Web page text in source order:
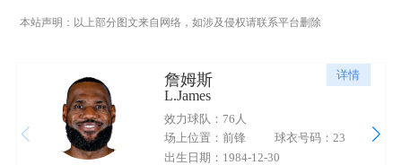
本站声明：以上部分图文来自网络，如涉及侵权请联系平台删除
详情
詹姆斯
L.James
效力球队：76人
场上位置：前锋
球衣号码：23
出生日期：1984-12-30